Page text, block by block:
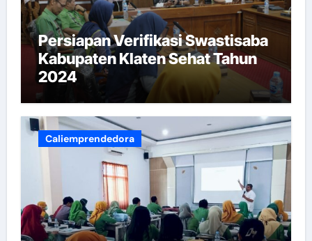
Persiapan Verifikasi Swastisaba
Kabupaten Klaten Sehat Tahun
2024
Caliemprendedora